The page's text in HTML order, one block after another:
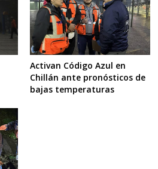
Activan Código Azul en
Chillán ante pronósticos de
bajas temperaturas